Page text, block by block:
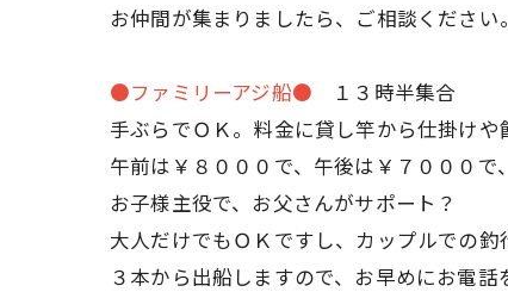
お仲間が集まりましたら、ご相談ください。
●ファミリーアジ船● １３時半集合
手ぶらでＯＫ。料金に貸し竿から仕掛けや
午前は￥８０００で、午後は￥７０００で
お子様主役で、お父さんがサポート？
大人だけでもＯＫですし、カップルでの釣
３本から出船しますので、お早めにお電話